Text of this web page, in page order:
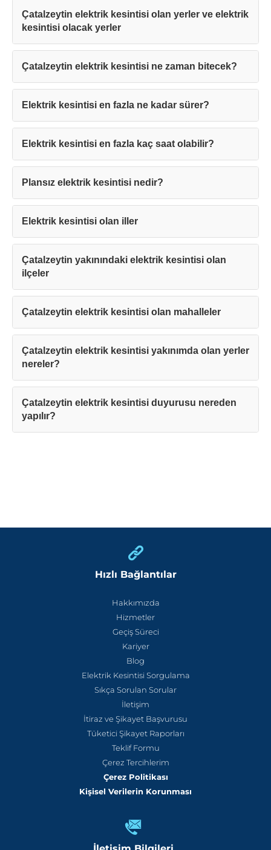
Çatalzeytin elektrik kesintisi olan yerler ve elektrik
kesintisi olacak yerler
Çatalzeytin elektrik kesintisi ne zaman bitecek?
Elektrik kesintisi en fazla ne kadar sürer?
Elektrik kesintisi en fazla kaç saat olabilir?
Plansız elektrik kesintisi nedir?
Elektrik kesintisi olan iller
Çatalzeytin yakınındaki elektrik kesintisi olan
ilçeler
Çatalzeytin elektrik kesintisi olan mahalleler
Çatalzeytin elektrik kesintisi yakınımda olan yerler
nereler?
Çatalzeytin elektrik kesintisi duyurusu nereden
yapılır?
Hızlı Bağlantılar
Hakkımızda
Hizmetler
Geçiş Süreci
Kariyer
Blog
Elektrik Kesintisi Sorgulama
Sıkça Sorulan Sorular
İletişim
İtiraz ve Şikayet Başvurusu
Tüketici Şikayet Raporları
Teklif Formu
Çerez Tercihlerim
Çerez Politikası
Kişisel Verilerin Korunması
Teşekkürler!
Mesajınız başarıyla ulaştırıldı. En kısa
sürede sizinle iletişime geçilecektir.
Kapat